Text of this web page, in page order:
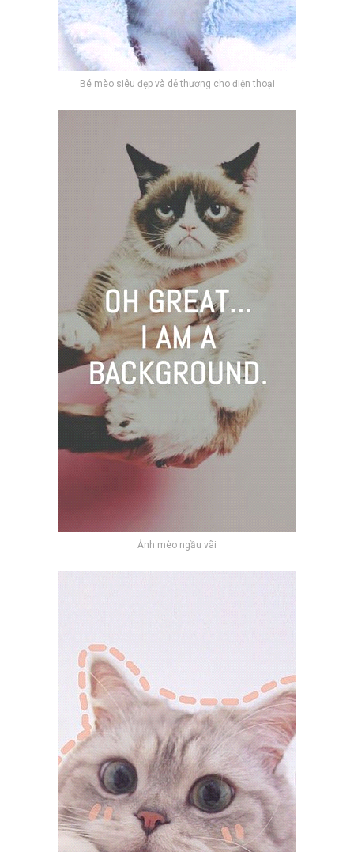
Bé mèo siêu đẹp và dễ thương cho điện thoại
Ảnh mèo ngầu vãi